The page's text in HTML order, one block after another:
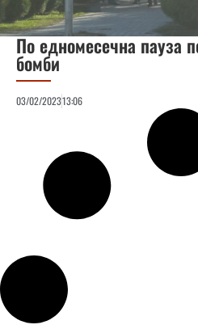
По едномесечна пауза
бомби
03/02/202313:06